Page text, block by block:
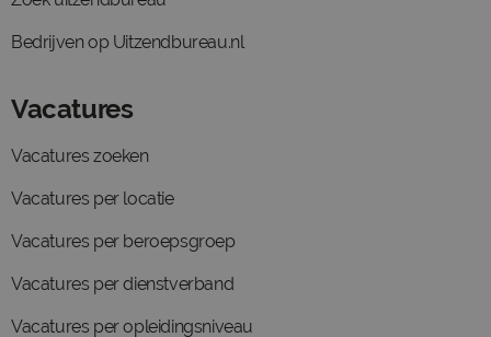
Bedrijven op Uitzendbureau.nl
Vacatures
Vacatures zoeken
Vacatures per locatie
Vacatures per beroepsgroep
Vacatures per dienstverband
Vacatures per opleidingsniveau